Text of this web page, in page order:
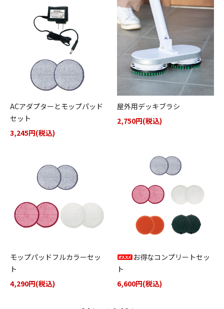
ACアダプターとモップパッド
セット
3,245円(税込)
屋外用デッキブラシ
2,750円(税込)
モップパッドフルカラーセッ
ト
4,290円(税込)
お得なコンプリートセッ
ト
6,600円(税込)